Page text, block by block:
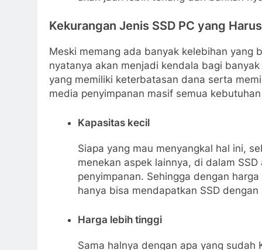
Kekurangan Jenis SSD PC yang
Meski memang ada banyak kelebihan yang
nyatanya akan menjadi kendala bagi
yang memiliki keterbatasan dana serta
media penyimpanan masif semua
Kapasitas kecil
Siapa yang mau menyangkal hal ini,
menekan aspek lainnya, di dalam
penyimpanan. Sehingga dengan
hanya bisa mendapatkan SSD
Harga lebih tinggi
Sama halnya dengan apa yang